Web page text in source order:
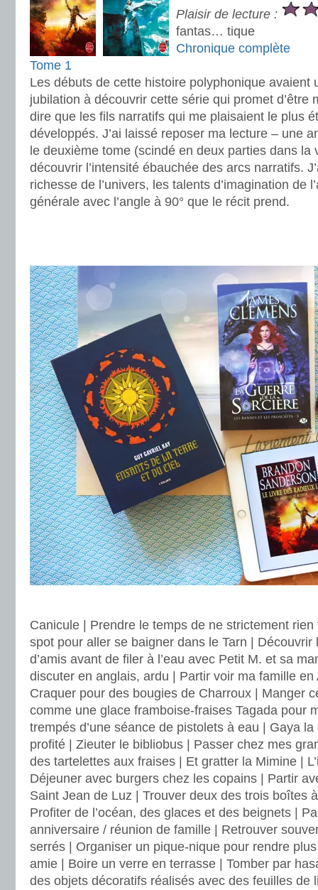
Plaisir de lecture :
fantas… tique
Chronique complète
Tome 1
Les débuts de cette histoire polyphonique avaient
jubilation à découvrir cette série qui promet d’être
dire que les fils narratifs qui me plaisaient le plus
développés. J’ai laissé reposer ma lecture – une
le deuxième tome (scindé en deux parties dans la
découvrir l’intensité ébauchée des arcs narratifs.
richesse de l’univers, les talents d’imagination de
générale avec l’angle à 90° que le récit prend.
Canicule | Prendre le temps de ne strictement
spot pour aller se baigner dans le Tarn | Découvrir
d’amis avant de filer à l’eau avec Petit M. et sa
discuter en anglais, ardu | Partir voir ma famille
Craquer pour des bougies de Charroux | Manger
comme une glace framboise-fraises Tagada pour
trempés d’une séance de pistolets à eau | Gaya
profité | Zieuter le bibliobus | Passer chez mes
des tartelettes aux fraises | Et gratter la Mimine |
Déjeuner avec burgers chez les copains | Partir
Saint Jean de Luz | Trouver deux des trois boîtes
Profiter de l’océan, des glaces et des beignets |
anniversaire / réunion de famille | Retrouver
serrés | Organiser un pique-nique pour rendre
amie | Boire un verre en terrasse | Tomber par
des objets décoratifs réalisés avec des feuilles de